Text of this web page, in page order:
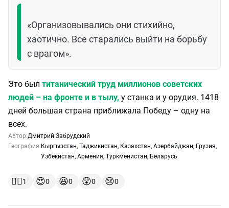
«Организовывались они стихийно,
хаотично. Все старались выйти на борьбу
с врагом».
Это был титанический труд миллионов советских
людей – на фронте и в тылу, у станка и у орудия. 1418
дней большая страна приближала Победу – одну на
всех.
Автор:Дмитрий Забрудский
География: Кыргызстан, Таджикистан, Казахстан, Азербайджан, Грузия,
Узбекистан, Армения, Туркменистан, Беларусь
👍🏻1 😍0 😆0 😲0 😢0